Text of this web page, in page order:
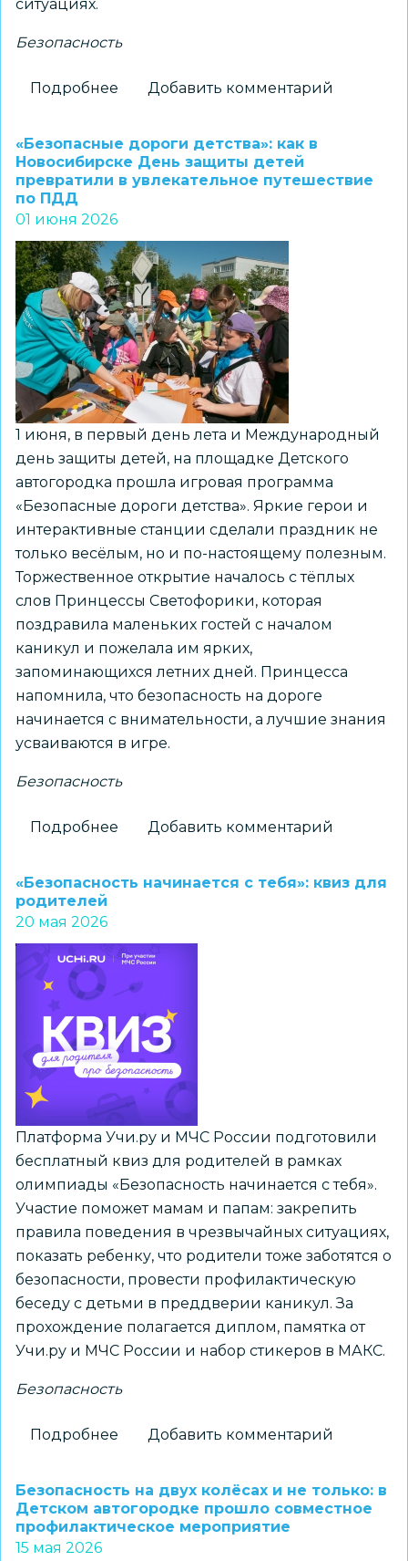
ситуациях.
Безопасность
Подробнее
здоровья
детей:
о
главных
правилах
детской
безопасности
Добавить комментарий
«Безопасные дороги детства»: как в
Новосибирске День защиты детей
превратили в увлекательное путешествие
по ПДД
01 июня 2026
1 июня, в первый день лета и Международный
день защиты детей, на площадке Детского
автогородка прошла игровая программа
«Безопасные дороги детства». Яркие герои и
интерактивные станции сделали праздник не
только весёлым, но и по-настоящему полезным.
Торжественное открытие началось с тёплых
слов Принцессы Светофорики, которая
поздравила маленьких гостей с началом
каникул и пожелала им ярких,
запоминающихся летних дней. Принцесса
напомнила, что безопасность на дороге
начинается с внимательности, а лучшие знания
усваиваются в игре.
Безопасность
Подробнее
в
Новосибирске
День
защиты
детей
превратили
увлекательное
путешествие
по
ПДД
Добавить комментарий
«Безопасность начинается с тебя»: квиз для
родителей
20 мая 2026
Платформа Учи.ру и МЧС России подготовили
бесплатный квиз для родителей в рамках
олимпиады «Безопасность начинается с тебя».
Участие поможет мамам и папам: закрепить
правила поведения в чрезвычайных ситуациях,
показать ребенку, что родители тоже заботятся о
безопасности, провести профилактическую
беседу с детьми в преддверии каникул. За
прохождение полагается диплом, памятка от
Учи.ру и МЧС России и набор стикеров в МАКС.
Безопасность
Подробнее
с
тебя»:
Добавить комментарий
Безопасность на двух колёсах и не только: в
Детском автогородке прошло совместное
профилактическое мероприятие
15 мая 2026